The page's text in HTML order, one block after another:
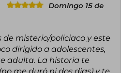
Domingo 15 de
de misterio/policiaco y este
dirigido a adolescentes,
adulta. La historia te